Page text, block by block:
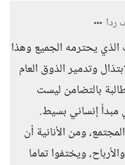
ردا
يحترمه الجميع وهذا
وتدمير الذوق العام
بالتضامن ليست
مبدأ إنساني بسيط.
ومن الأنانية أن
ويختفوا تماما